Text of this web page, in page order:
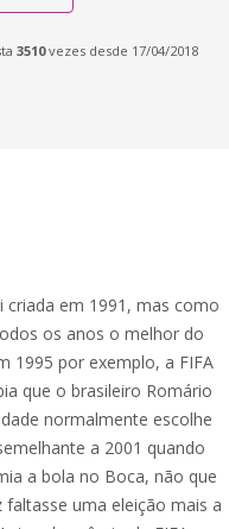
3510vezes desde 17/04/2018
em 1991, mas como
os anos o melhor do
1995 por exemplo, a FIFA
que o brasileiro Romário
normalmente escolhe
a 2001 quando
a bola no Boca, não que
uma eleição mais a